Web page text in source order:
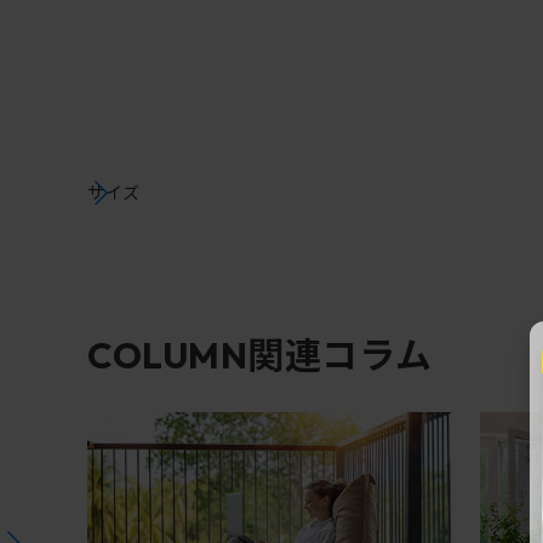
サイズ
COLUMN関連コラム